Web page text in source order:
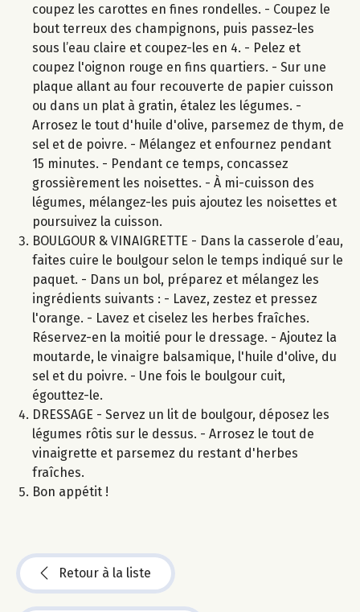
coupez les carottes en fines rondelles. - Coupez le
bout terreux des champignons, puis passez-les
sous l’eau claire et coupez-les en 4. - Pelez et
coupez l'oignon rouge en fins quartiers. - Sur une
plaque allant au four recouverte de papier cuisson
ou dans un plat à gratin, étalez les légumes. -
Arrosez le tout d'huile d'olive, parsemez de thym, de
sel et de poivre. - Mélangez et enfournez pendant
15 minutes. - Pendant ce temps, concassez
grossièrement les noisettes. - À mi-cuisson des
légumes, mélangez-les puis ajoutez les noisettes et
poursuivez la cuisson.
BOULGOUR & VINAIGRETTE - Dans la casserole d’eau,
faites cuire le boulgour selon le temps indiqué sur le
paquet. - Dans un bol, préparez et mélangez les
ingrédients suivants : - Lavez, zestez et pressez
l'orange. - Lavez et ciselez les herbes fraîches.
Réservez-en la moitié pour le dressage. - Ajoutez la
moutarde, le vinaigre balsamique, l'huile d'olive, du
sel et du poivre. - Une fois le boulgour cuit,
égouttez-le.
DRESSAGE - Servez un lit de boulgour, déposez les
légumes rôtis sur le dessus. - Arrosez le tout de
vinaigrette et parsemez du restant d'herbes
fraîches.
Bon appétit !
Retour à la liste